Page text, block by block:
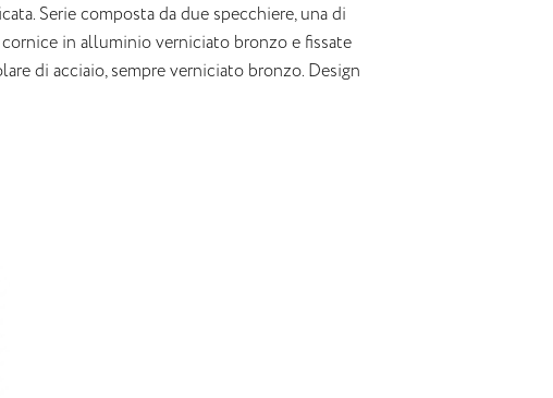
Serie composta da due specchiere, una di
in alluminio verniciato bronzo e fissate
di acciaio, sempre verniciato bronzo. Design